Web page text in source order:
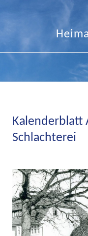
Kalenderblatt
Schlachterei